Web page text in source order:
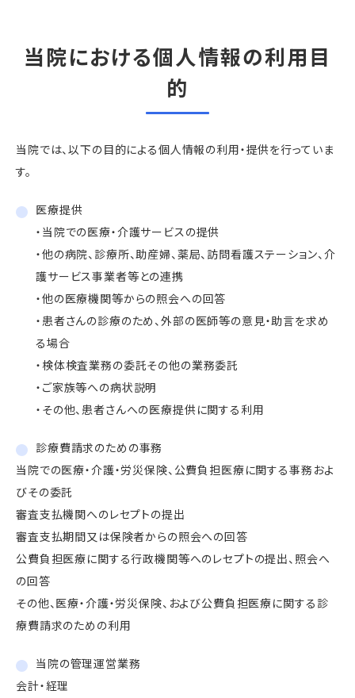
当院における個人情報の利用目
的
当院では、以下の目的による個人情報の利用・提供を行っていま
す。
医療提供
・当院での医療・介護サービスの提供
・他の病院、診療所、助産婦、薬局、訪問看護ステーション、介
護サービス事業者等との連携
・他の医療機関等からの照会への回答
・患者さんの診療のため、外部の医師等の意見・助言を求め
る場合
・検体検査業務の委託その他の業務委託
・ご家族等への病状説明
・その他、患者さんへの医療提供に関する利用
診療費請求のための事務
当院での医療・介護・労災保険、公費負担医療に関する事務およ
びその委託
審査支払機関へのレセプトの提出
審査支払期間又は保険者からの照会への回答
公費負担医療に関する行政機関等へのレセプトの提出、照会へ
の回答
その他、医療・介護・労災保険、および公費負担医療に関する診
療費請求のための利用
当院の管理運営業務
会計・経理